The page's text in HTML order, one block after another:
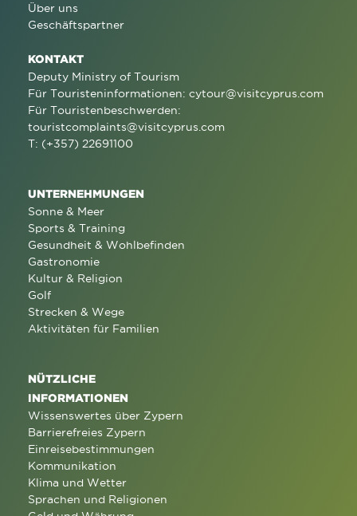
Über uns
Geschäftspartner
KONTAKT
Deputy Ministry of Tourism
Für Touristeninformationen: cytour@visitcyprus.com
Für Touristenbeschwerden:
touristcomplaints@visitcyprus.com
T: (+357) 22691100
UNTERNEHMUNGEN
Sonne & Meer
Sports & Training
Gesundheit & Wohlbefinden
Gastronomie
Kultur & Religion
Golf
Strecken & Wege
Aktivitäten für Familien
NÜTZLICHE
INFORMATIONEN
Wissenswertes über Zypern
Barrierefreies Zypern
Einreisebestimmungen
Kommunikation
Klima und Wetter
Sprachen und Religionen